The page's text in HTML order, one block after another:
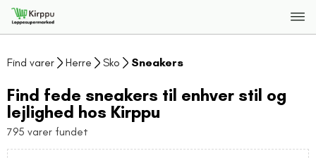
Find varer Herre Sko Sneakers
Find fede sneakers til enhver stil og
lejlighed hos Kirppu
795 varer fundet